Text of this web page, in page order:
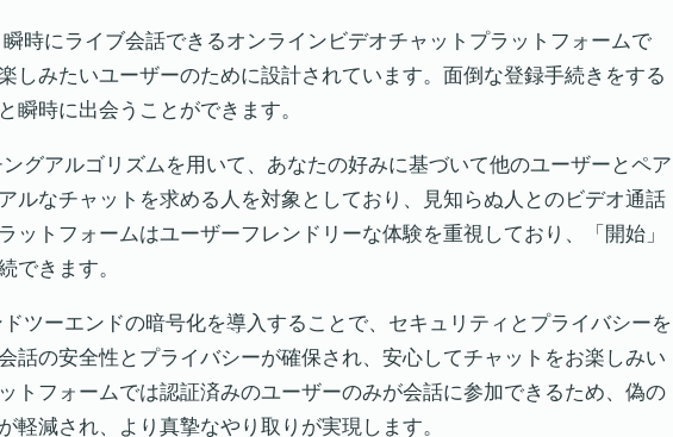
時にライブ会話できるオンラインビデオチャットプラットフォームで
しみたいユーザーのために設計されています。面倒な登録手続きをする
瞬時に出会うことができます。
グアルゴリズムを用いて、あなたの好みに基づいて他のユーザーとペア
ルなチャットを求める人を対象としており、見知らぬ人とのビデオ通話
ットフォームはユーザーフレンドリーな体験を重視しており、「開始」
できます。
ツーエンドの暗号化を導入することで、セキュリティとプライバシーを
話の安全性とプライバシーが確保され、安心してチャットをお楽しみい
トフォームでは認証済みのユーザーのみが会話に参加できるため、偽の
軽減され、より真摯なやり取りが実現します。